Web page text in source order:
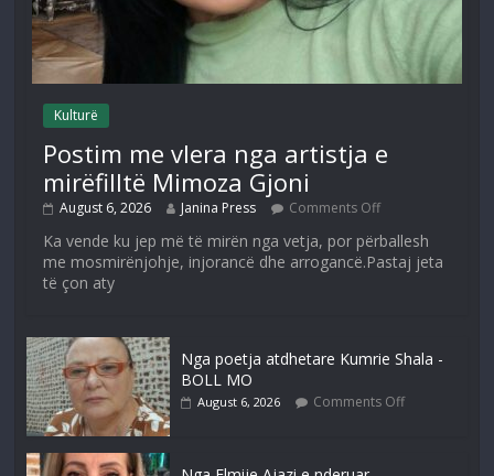
Kulturë
Postim me vlera nga artistja e
mirëfilltë Mimoza Gjoni
August 6, 2026 Janina Press Comments Off
Ka vende ku jep më të mirën nga vetja, por përballesh
me mosmirënjohje, injorancë dhe arrogancë.Pastaj jeta
të çon aty
Nga poetja atdhetare Kumrie Shala -
BOLL MO
August 6, 2026 Comments Off